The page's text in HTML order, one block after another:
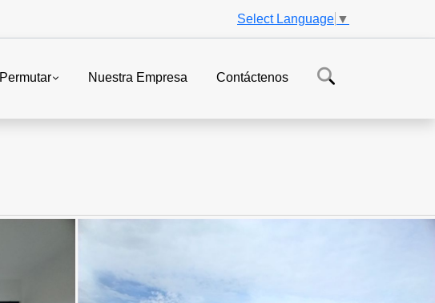
Select Language ▼
Permutar Nuestra Empresa Contáctenos